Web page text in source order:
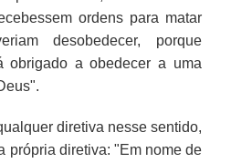
ordens para matar
desobedecer, porque
obrigado a obedecer a uma
diretiva nesse sentido,
própria diretiva: "Em nome de